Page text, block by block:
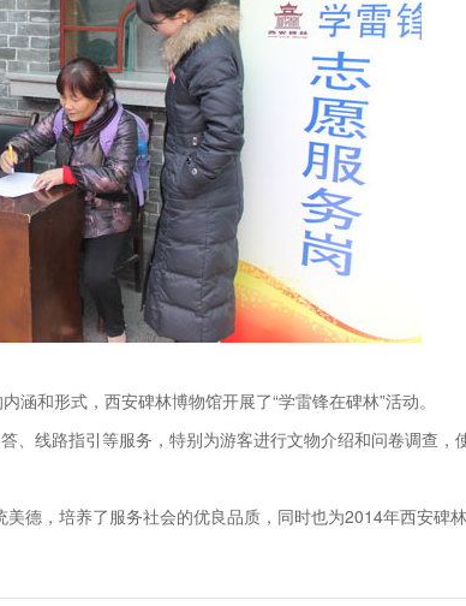
和形式，西安碑林博物馆开展了“学雷锋在碑林”活动。
线路指引等服务，特别为游客进行文物介绍和问卷调查，
德，培养了服务社会的优良品质，同时也为2014年西安碑